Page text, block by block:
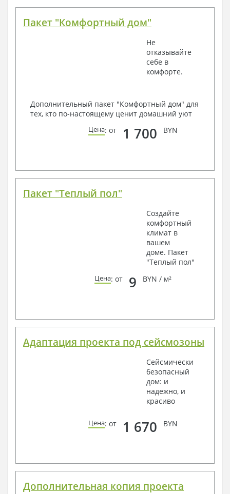
Пакет "Комфортный дом"
Не
отказывайте
себе в
комфорте.
Дополнительный пакет "Комфортный дом" для
тех, кто по-настоящему ценит домашний уют
Цена: от 1 700 BYN
Пакет "Теплый пол"
Создайте
комфортный
климат в
вашем
доме. Пакет
"Теплый пол"
Цена: от 9 BYN / м²
Адаптация проекта под сейсмозоны
Сейсмически
безопасный
дом: и
надежно, и
красиво
Цена: от 1 670 BYN
Дополнительная копия проекта